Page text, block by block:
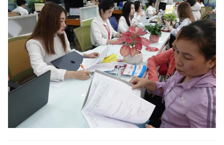
Tin thị trường Tin 360
Video Magazine
Sản phẩm khác
Tiện ích Bạn cần biết
Đăng xuất